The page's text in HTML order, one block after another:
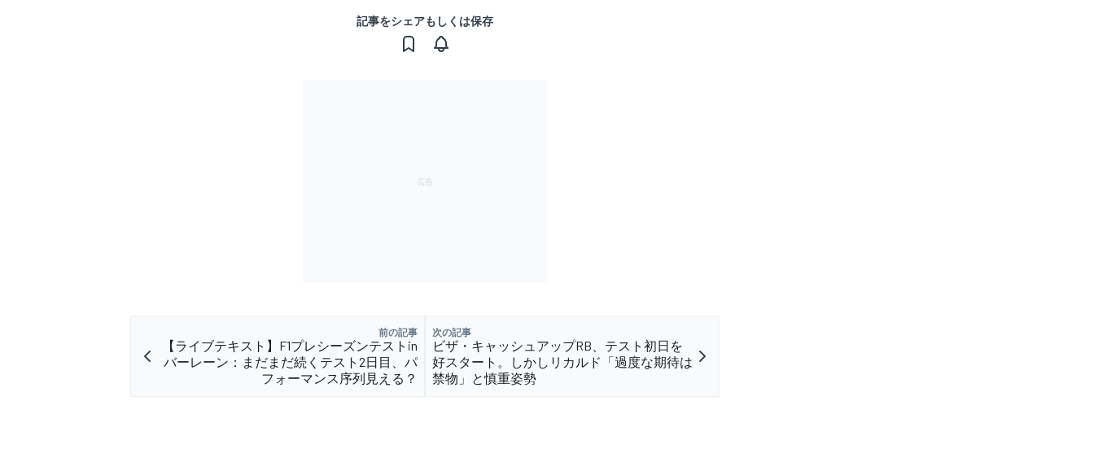
記事をシェアもしくは保存
前の記事
【ライブテキスト】F1プレシーズンテストin
バーレーン：まだまだ続くテスト2日目、パ
フォーマンス序列見える？
次の記事
ビザ・キャッシュアップRB、テスト初日を
好スタート。しかしリカルド「過度な期待は
禁物」と慎重姿勢